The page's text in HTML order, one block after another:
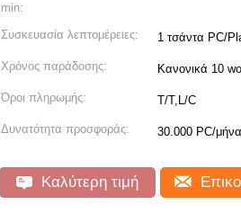
min:
Συσκευασία λεπτομέρειες: 1 τσάντα PC/
Χρόνος παράδοσης: Κανονικά 10
Όροι πληρωμής: T/T,L/C
Δυνατότητα προσφοράς: 30.000 PC/
Καλύτερη τιμή